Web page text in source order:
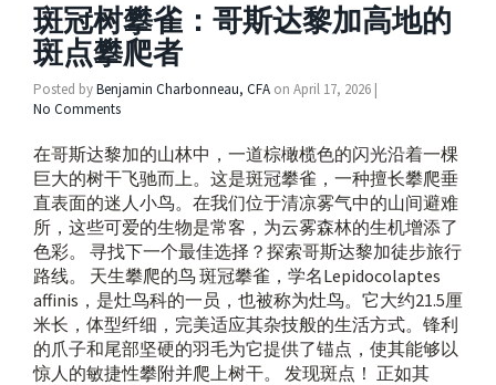
斑冠树攀雀：哥斯达黎加高地的
斑点攀爬者
Posted byBenjamin Charbonneau, CFA on April 17, 2026 |
No Comments
在哥斯达黎加的山林中，一道棕橄榄色的闪光沿着一棵
巨大的树干飞驰而上。这是斑冠攀雀，一种擅长攀爬垂
直表面的迷人小鸟。在我们位于清凉雾气中的山间避难
所，这些可爱的生物是常客，为云雾森林的生机增添了
色彩。 寻找下一个最佳选择？探索哥斯达黎加徒步旅行
路线。 天生攀爬的鸟 斑冠攀雀，学名Lepidocolaptes
affinis，是灶鸟科的一员，也被称为灶鸟。它大约21.5厘
米长，体型纤细，完美适应其杂技般的生活方式。锋利
的爪子和尾部坚硬的羽毛为它提供了锚点，使其能够以
惊人的敏捷性攀附并爬上树干。 发现斑点！ 正如其